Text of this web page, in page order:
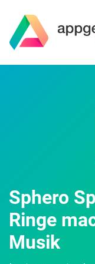
Sphero
Ringe
Musik